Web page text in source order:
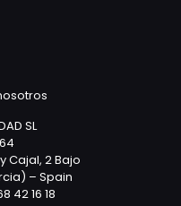
SL
Cajal, 2 Bajo
– Spain
42 16 18